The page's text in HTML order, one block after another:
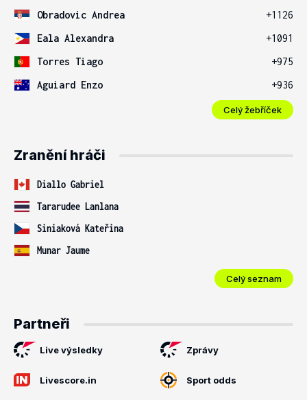
Obradovic Andrea
+1126
Eala Alexandra
+1091
Torres Tiago
+975
Aguiard Enzo
+936
Celý žebříček
Zranění hráči
Diallo Gabriel
Tararudee Lanlana
Siniaková Kateřina
Munar Jaume
Celý seznam
Partneři
Live výsledky Zprávy
Livescore.in Sport odds